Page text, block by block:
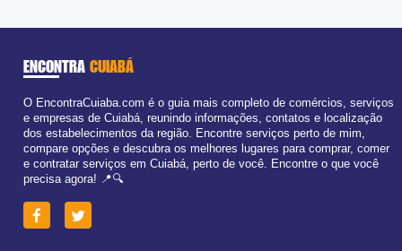
ENCONTRA CUIABÁ
O EncontraCuiaba.com é o guia mais completo de comércios, serviços
e empresas de Cuiabá, reunindo informações, contatos e localização
dos estabelecimentos da região. Encontre serviços perto de mim,
compare opções e descubra os melhores lugares para comprar, comer
e contratar serviços em Cuiabá, perto de você. Encontre o que você
precisa agora! 📍🔍